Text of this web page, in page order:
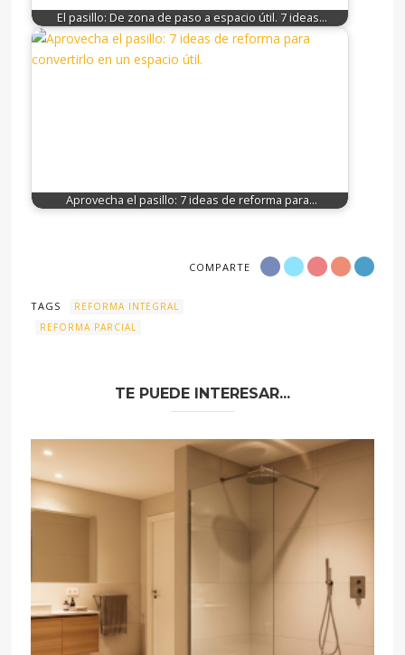
El pasillo: De zona de paso a espacio útil. 7 ideas…
Aprovecha el pasillo: 7 ideas de reforma para…
COMPARTE
TAGS
REFORMA INTEGRAL
REFORMA PARCIAL
TE PUEDE INTERESAR...